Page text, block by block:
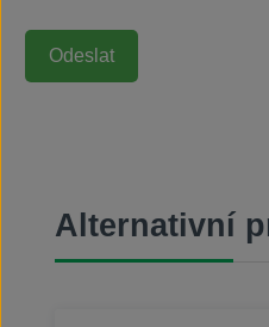
Přeskočit galerii produktů
Alternativní